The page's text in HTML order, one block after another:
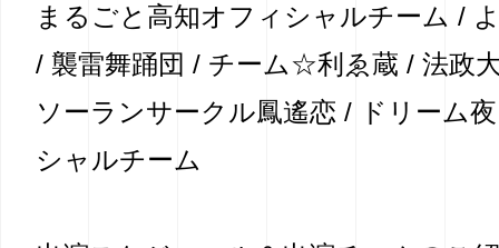
まるごと高知オフィシャルチーム /
/ 襲雷舞踊団 / チーム☆利ゑ蔵 / 法政
ソーランサークル鳳遙恋 / ドリーム
シャルチーム